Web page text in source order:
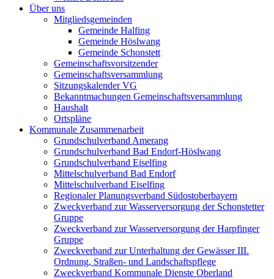
Über uns
Mitgliedsgemeinden
Gemeinde Halfing
Gemeinde Höslwang
Gemeinde Schonstett
Gemeinschaftsvorsitzender
Gemeinschaftsversammlung
Sitzungskalender VG
Bekanntmachungen Gemeinschaftsversammlung
Haushalt
Ortspläne
Kommunale Zusammenarbeit
Grundschulverband Amerang
Grundschulverband Bad Endorf-Höslwang
Grundschulverband Eiselfing
Mittelschulverband Bad Endorf
Mittelschulverband Eiselfing
Regionaler Planungsverband Südostoberbayern
Zweckverband zur Wasserversorgung der Schonstetter
Gruppe
Zweckverband zur Wasserversorgung der Harpfinger
Gruppe
Zweckverband zur Unterhaltung der Gewässer III.
Ordnung, Straßen- und Landschaftspflege
Zweckverband Kommunale Dienste Oberland